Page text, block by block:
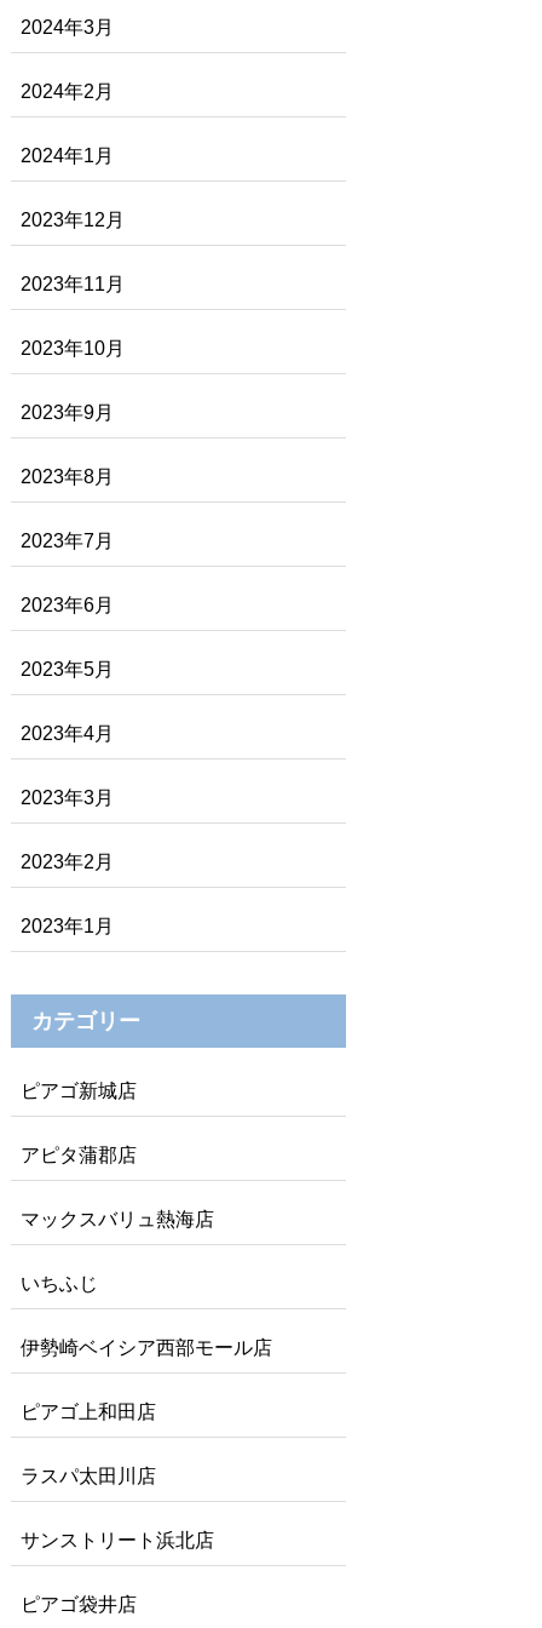
2024年3月
2024年2月
2024年1月
2023年12月
2023年11月
2023年10月
2023年9月
2023年8月
2023年7月
2023年6月
2023年5月
2023年4月
2023年3月
2023年2月
2023年1月
カテゴリー
ピアゴ新城店
アピタ蒲郡店
マックスバリュ熱海店
いちふじ
伊勢崎ベイシア西部モール店
ピアゴ上和田店
ラスパ太田川店
サンストリート浜北店
ピアゴ袋井店